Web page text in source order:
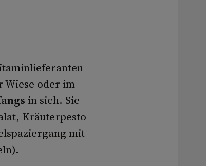
Wiese oder im
in sich. Sie
Kräuterpesto
mit